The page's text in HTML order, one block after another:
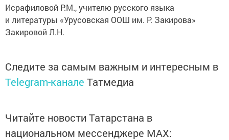
Исрафиловой Р.М., учителю русского языка
и литературы «Урусовская ООШ им. Р. Закирова»
Закировой Л.Н.
Следите за самым важным и интересным в
Telegram-канале Татмедиа
Читайте новости Татарстана в
национальном мессенджере MАХ: